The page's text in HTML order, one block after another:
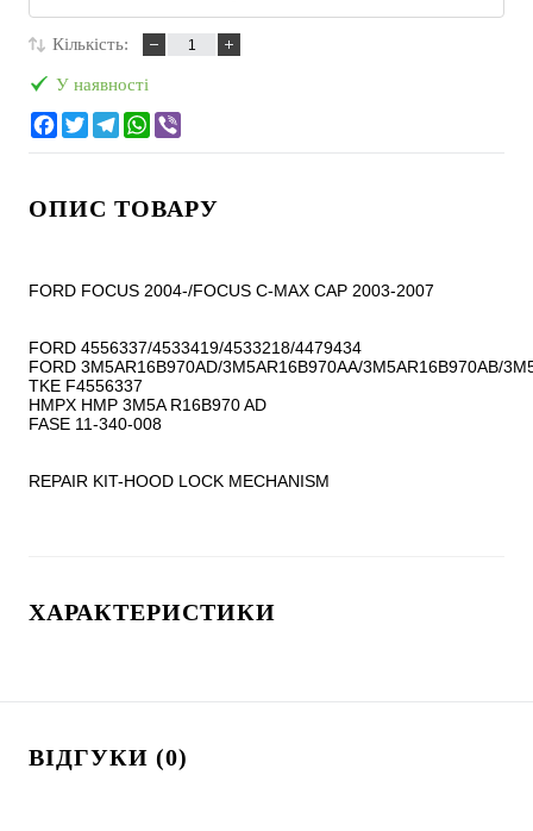
Кількість:
У наявності
ОПИС ТОВАРУ
FORD FOCUS 2004-/FOCUS C-MAX CAP 2003-2007
FORD 4556337/4533419/4533218/4479434
FORD 3M5AR16B970AD/3M5AR16B970AA/3M5AR16B970AB/
TKE F4556337
HMPX HMP 3M5A R16B970 AD
FASE 11-340-008
REPAIR KIT-HOOD LOCK MECHANISM
ХАРАКТЕРИСТИКИ
ВІДГУКИ (0)